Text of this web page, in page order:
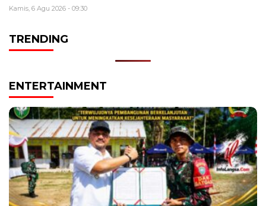
Kamis, 6 Agu 2026 - 09:30
TRENDING
ENTERTAINMENT